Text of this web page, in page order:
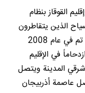
القوقاز بنظام
الذين يتقاطرون
إلى المدينة من جميع أنحاء العالم، وقد تم في عام 2008
في الإقليم
شمال شرقي المدينة ويتصل
عاصمة أذربيجان